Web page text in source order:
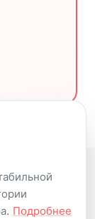
Подробнее